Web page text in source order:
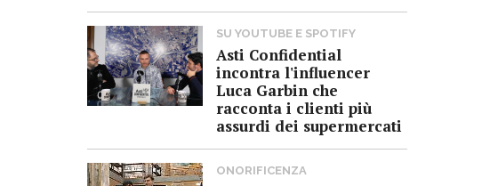
SU YOUTUBE E SPOTIFY
Asti Confidential
incontra l'influencer
Luca Garbin che
racconta i clienti più
assurdi dei supermercati
ONORIFICENZA